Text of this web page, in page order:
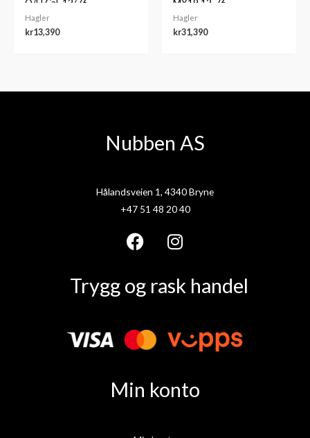
O/U Cal. 12/76
Hagler
kr13,390
MY19 12-76
Hagler
kr31,390
Nubben AS
Hålandsveien 1, 4340 Bryne
+47 51 48 20 40
F
c
b
o
I
n
s
g
m
Trygg og rask handel
Min konto